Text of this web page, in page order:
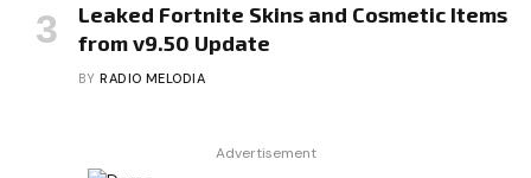
Leaked Fortnite Skins and Cosmetic Items
from v9.50 Update
BY RADIO MELODIA
Advertisement